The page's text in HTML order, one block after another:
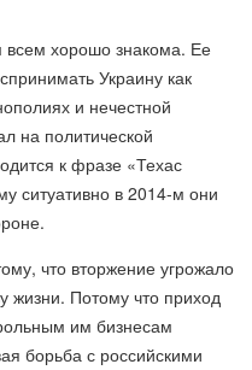
всем хорошо знакома. Ее
Украину как
и нечестной
на политической
к фразе «Техас
ситуативно в 2014-м они
что вторжение угрожало
жизни. Потому что приход
им бизнесам
борьба с российскими